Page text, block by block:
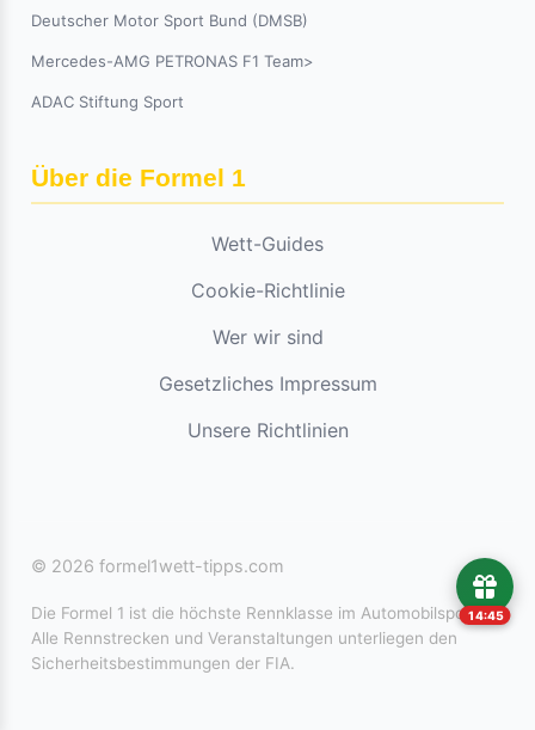
Deutscher Motor Sport Bund (DMSB)
Mercedes-AMG PETRONAS F1 Team>
ADAC Stiftung Sport
Über die Formel 1
Wett-Guides
Cookie-Richtlinie
Wer wir sind
Gesetzliches Impressum
Unsere Richtlinien
© 2026 formel1wett-tipps.com
Die Formel 1 ist die höchste Rennklasse im Automobilsport.
Alle Rennstrecken und Veranstaltungen unterliegen den
Sicherheitsbestimmungen der FIA.
14:45